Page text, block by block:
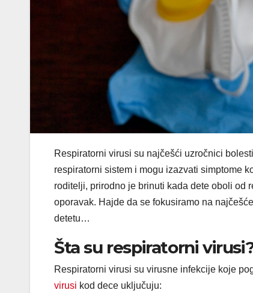
Respiratorni virusi su najčešći uzročnici
respiratorni sistem i mogu izazvati simptome
roditelji, prirodno je brinuti kada dete oboli od
oporavak. Hajde da se fokusiramo na
detetu…
Šta su respiratorni
Respiratorni virusi su virusne infekcije koje
virusi kod dece uključuju: